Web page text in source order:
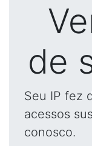
de
Seu IP fez
acessos
conosco.